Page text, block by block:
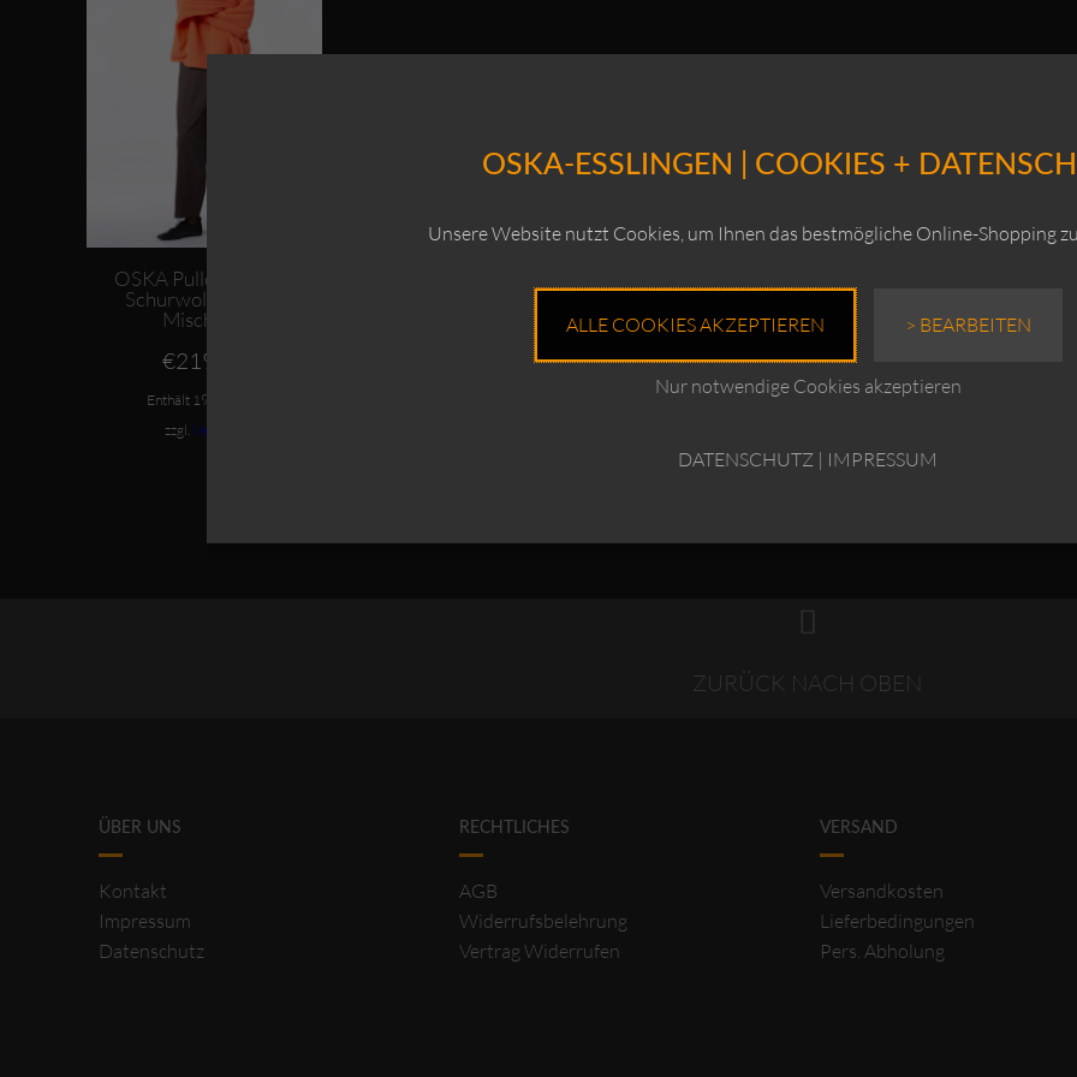
OSKA Pullover 532 /
Schurwoll-Alpaka-
Mischung
€219,00
Enthält 19% MwSt.
zzgl.Versand
ZURÜCK NACH OBEN
ÜBER UNS
Kontakt
Impressum
Datenschutz
RECHTLICHES
AGB
Widerrufsbelehrung
Vertrag Widerrufen
VERSAND
Versandkosten
Lieferbedingungen
Pers. Abholung
OSKA-ESSLINGEN | COOKIES +
Unsere Website nutzt Cookies, um Ihnen das bestmögliche Online-Shopping
ALLE COOKIES AKZEPTIEREN > BEARBEITEN
Nur notwendige Cookies akzeptieren
DATENSCHUTZ | IMPRESSUM